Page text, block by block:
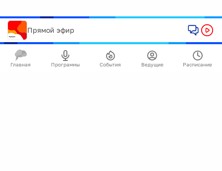
Прямой эфир
Главная Программы События Ведущие Расписание